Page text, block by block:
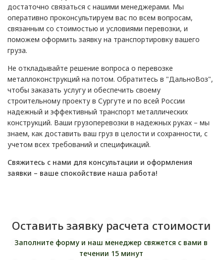
достаточно связаться с нашими менеджерами. Мы
оперативно проконсультируем вас по всем вопросам,
связанным со стоимостью и условиями перевозки, и
поможем оформить заявку на транспортировку вашего
груза.
Не откладывайте решение вопроса о перевозке
металлоконструкций на потом. Обратитесь в "ДальноВоз",
чтобы заказать услугу и обеспечить своему
строительному проекту в Сургуте и по всей России
надежный и эффективный транспорт металлических
конструкций. Ваши грузоперевозки в надежных руках – мы
знаем, как доставить ваш груз в целости и сохранности, с
учетом всех требований и спецификаций.
Свяжитесь с нами для консультации и оформления
заявки – ваше спокойствие наша работа!
Оставить заявку расчета стоимости
Заполните форму и наш менеджер свяжется с вами в
течении 15 минут